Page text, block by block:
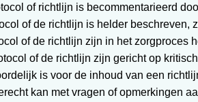
of richtlijn is becommentarieerd
of de richtlijn is helder beschreven,
of de richtlijn zijn in het zorgproces
of de richtlijn zijn gericht op
is voor de inhoud van een
kan met vragen of opmerkingen